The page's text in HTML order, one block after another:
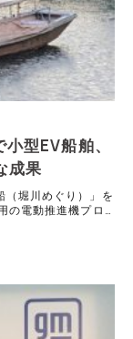
型EV船舶、
成果
（堀川めぐり）」を
の電動推進機プロ
評である。なぜ、